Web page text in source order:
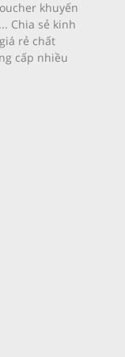
khuyến
Chia sẻ kinh
rẻ chất
cấp nhiều